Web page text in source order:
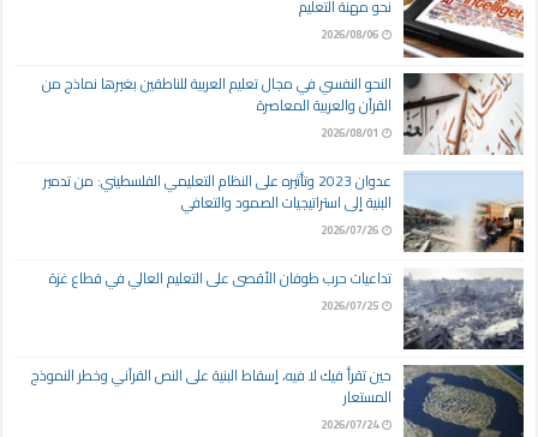
نحو مهنة التعليم
2026/08/06
النحو النفسي في مجال تعليم العربية للناطقين بغيرها نماذج من
القرآن والعربية المعاصرة
2026/08/01
عدوان 2023 وتأثيره على النظام التعليمي الفلسطيني: من تدمير
البنية إلى استراتيجيات الصمود والتعافي
2026/07/26
تداعيات حرب طوفان الأقصى على التعليم العالي في قطاع غزة
2026/07/25
حين تقرأ فيك لا فيه، إسقاط البنية على النص القرآني وخطر النموذج
المستعار
2026/07/24